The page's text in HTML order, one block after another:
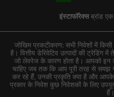
इंस्टाफॉरेक्सब्रांड एक
जोखिम प्रकटीकरण: सभी निवेशों में किसी
है। वित्तीय डेरिवेटिव उत्पादों की ट्रेडिंग
जो लेवरेज के कारण होता है। आपको इन
चाहिए जब तक कि आप पूरी तरह से समझ
कर रहे हैं, उनकी प्रकृति क्या है और आपके
प्रकार के निवेश कुछ निवेशकों के लिए
हैं।